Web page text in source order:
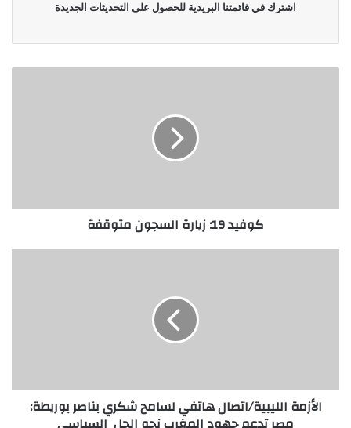
اشترك في قائمتنا البريدية للحصول على التحديثات الجديدة
كوفيد 19: زيارة السجون متوقفة
الأزمة الليبية/اتصال هاتفي لسامح شكري بناصر بوريطة: